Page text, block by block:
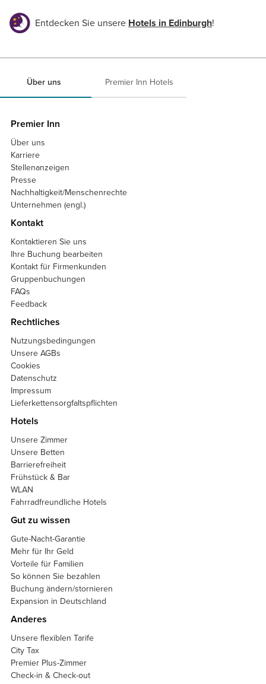
Entdecken Sie unsere Hotels in Edinburgh!
Über uns Premier Inn Hotels
Premier Inn
Über uns
Karriere
Stellenanzeigen
Presse
Nachhaltigkeit/Menschenrechte
Unternehmen (engl.)
Kontakt
Kontaktieren Sie uns
Ihre Buchung bearbeiten
Kontakt für Firmenkunden
Gruppenbuchungen
FAQs
Feedback
Rechtliches
Nutzungsbedingungen
Unsere AGBs
Cookies
Datenschutz
Impressum
Lieferkettensorgfaltspflichten
Hotels
Unsere Zimmer
Unsere Betten
Barrierefreiheit
Frühstück & Bar
WLAN
Fahrradfreundliche Hotels
Gut zu wissen
Gute-Nacht-Garantie
Mehr für Ihr Geld
Vorteile für Familien
So können Sie bezahlen
Buchung ändern/stornieren
Expansion in Deutschland
Anderes
Unsere flexiblen Tarife
City Tax
Premier Plus-Zimmer
Check-in & Check-out